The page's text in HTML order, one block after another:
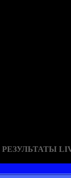
РЕЗУЛЬТАТЫ